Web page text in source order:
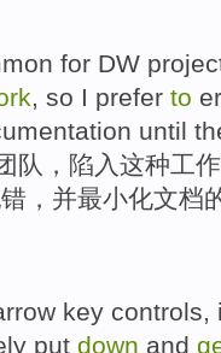
for DW
, so I prefer to
until
队 ， 陷入这种工作
， 并最小化文档
key controls,
put down and